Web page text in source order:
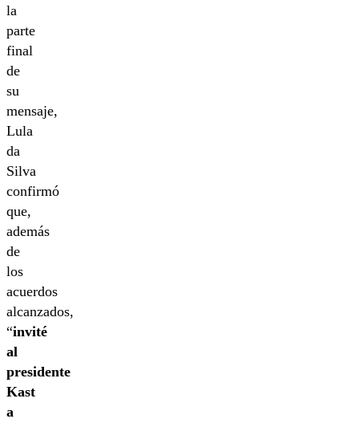
la
parte
final
de
su
mensaje,
Lula
da
Silva
confirmó
que,
además
de
los
acuerdos
alcanzados,
“invité
al
presidente
Kast
a